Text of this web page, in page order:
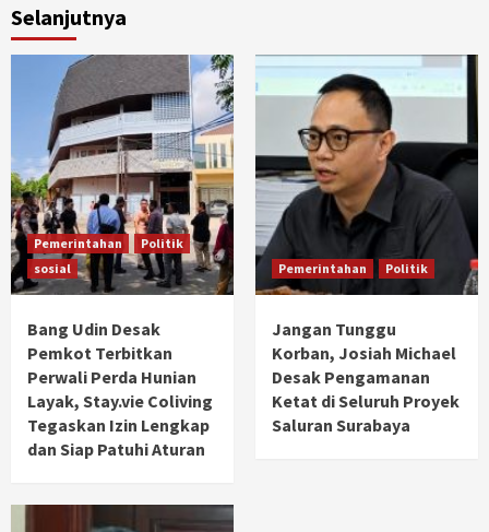
Selanjutnya
Pemerintahan
Politik
sosial
Bang Udin Desak
Pemkot Terbitkan
Perwali Perda Hunian
Layak, Stay.vie Coliving
Tegaskan Izin Lengkap
dan Siap Patuhi Aturan
Pemerintahan Politik
Jangan Tunggu
Korban, Josiah Michael
Desak Pengamanan
Ketat di Seluruh Proyek
Saluran Surabaya